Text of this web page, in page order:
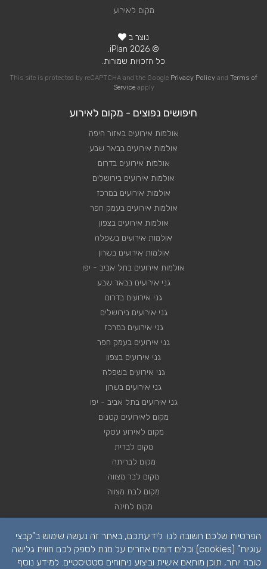
מקום לאירוע
נוצר ב
© 2026 iPlan.
כל הזכויות שמורות.
This site is protected by reCAPTCHA and the Google Privacy Policy and Terms of
Serviceapply
חיפושים נפוצים - מקום לאירוע
אולמות אירועים באזור חיפה
אולמות אירועים בבאר שבע
אולמות אירועים בדרום
אולמות אירועים בירושלים
אולמות אירועים במרכז
אולמות אירועים בעמק חפר
אולמות אירועים בצפון
אולמות אירועים בשפלה
אולמות אירועים בשרון
אולמות אירועים בתל אביב - יפו
גני אירועים בבאר שבע
גני אירועים בדרום
גני אירועים בירושלים
גני אירועים במרכז
גני אירועים בעמק חפר
גני אירועים בצפון
גני אירועים בשפלה
גני אירועים בשרון
גני אירועים בתל אביב - יפו
מקום לאירועים קטנים
מקום לאירוע עסקי
מקום לברית
מקום לבריתה
מקום לבר מצווה
מקום לבת מצווה
מקום לחינה
מקום לכנסים
הפרטיות שלכם חשובה לנו. לידיעתכם, באתר זה נעשה שימוש ב"קבצי
עוגיות" (cookies) וכלים דומים אחרים על מנת לספק לכם חווית גלישה
טובה יותר, תוכן מותאם אישית וביצוע ניתוחים סטטיסטיים. למידע נוסף